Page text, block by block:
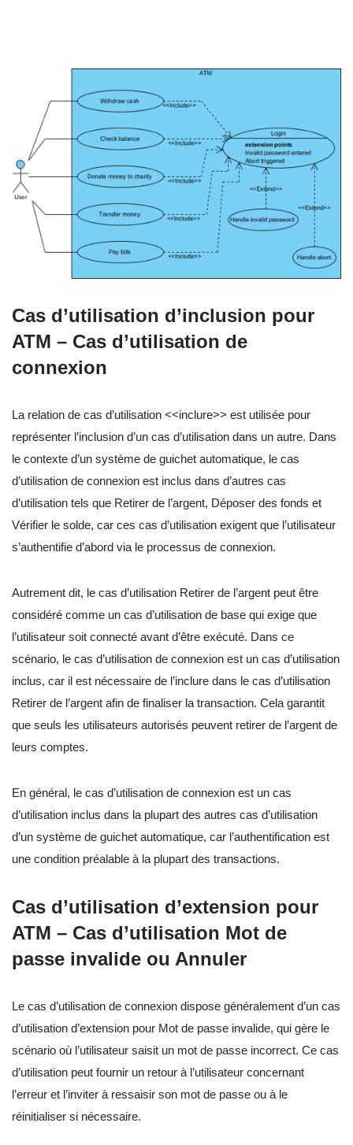
Cas d’utilisation d’inclusion pour
ATM – Cas d’utilisation de
connexion
La relation de cas d’utilisation <<inclure>> est utilisée pour
représenter l’inclusion d’un cas d’utilisation dans un autre. Dans
le contexte d’un système de guichet automatique, le cas
d’utilisation de connexion est inclus dans d’autres cas
d’utilisation tels que Retirer de l’argent, Déposer des fonds et
Vérifier le solde, car ces cas d’utilisation exigent que l’utilisateur
s’authentifie d’abord via le processus de connexion.
Autrement dit, le cas d’utilisation Retirer de l’argent peut être
considéré comme un cas d’utilisation de base qui exige que
l’utilisateur soit connecté avant d’être exécuté. Dans ce
scénario, le cas d’utilisation de connexion est un cas d’utilisation
inclus, car il est nécessaire de l’inclure dans le cas d’utilisation
Retirer de l’argent afin de finaliser la transaction. Cela garantit
que seuls les utilisateurs autorisés peuvent retirer de l’argent de
leurs comptes.
En général, le cas d’utilisation de connexion est un cas
d’utilisation inclus dans la plupart des autres cas d’utilisation
d’un système de guichet automatique, car l’authentification est
une condition préalable à la plupart des transactions.
Cas d’utilisation d’extension pour
ATM – Cas d’utilisation Mot de
passe invalide ou Annuler
Le cas d’utilisation de connexion dispose généralement d’un cas
d’utilisation d’extension pour Mot de passe invalide, qui gère le
scénario où l’utilisateur saisit un mot de passe incorrect. Ce cas
d’utilisation peut fournir un retour à l’utilisateur concernant
l’erreur et l’inviter à ressaisir son mot de passe ou à le
réinitialiser si nécessaire.